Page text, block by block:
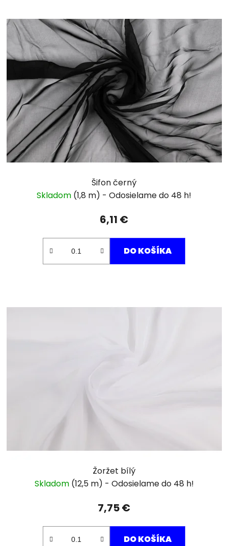
Šifon černý
Skladom (1,8 m)
6,11 €
DO KOŠÍKA
Žoržet bílý
Skladom (12,5 m)
7,75 €
DO KOŠÍKA